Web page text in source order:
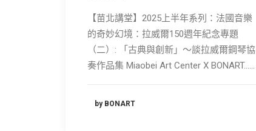
【苗北講堂】2025上半年系列：法國音樂
的奇妙幻境：拉威爾150週年紀念專題
（二）: 「古典與創新」～談拉威爾鋼琴協
奏作品集 Miaobei Art Center X BONART……
by BONART